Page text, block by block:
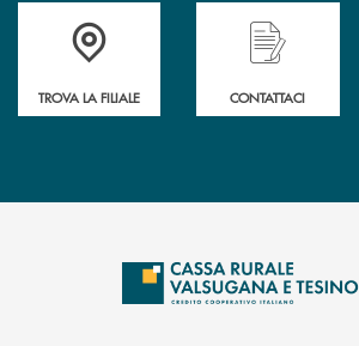
Accedi all' elenco completo delle filiali .
TROVA LA FILIALE
Hai bisogno di
CONTATTACI